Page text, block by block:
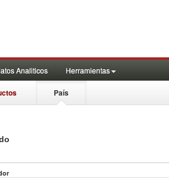
Analiticos Herramientas
País